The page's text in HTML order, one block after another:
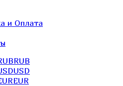
и Оплата
RUB
USD
EUR